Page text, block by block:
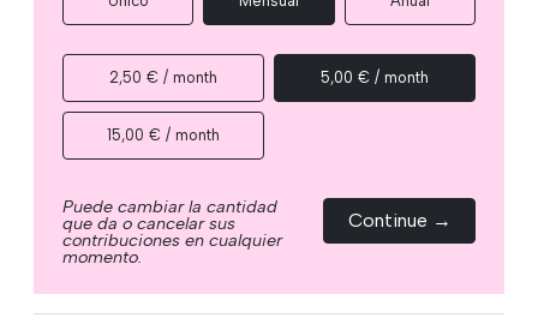
2,50 € / month 5,00 € / month
15,00 € / month
Puede cambiar la cantidad
que da o cancelar sus
contribuciones en cualquier
momento.
Continue →